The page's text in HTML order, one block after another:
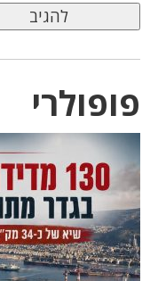
פופולרי